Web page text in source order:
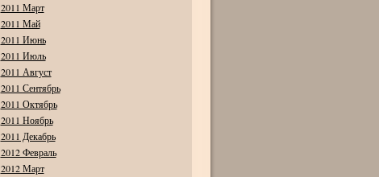
2011 Март
2011 Май
2011 Июнь
2011 Июль
2011 Август
2011 Сентябрь
2011 Октябрь
2011 Ноябрь
2011 Декабрь
2012 Февраль
2012 Март